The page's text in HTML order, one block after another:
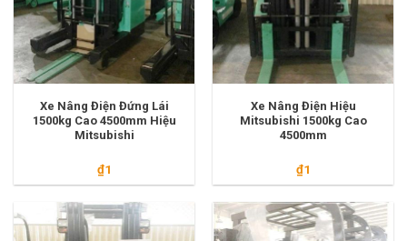
Xe Nâng Điện Đứng Lái
1500kg Cao 4500mm Hiệu
Mitsubishi
₫1
Xe Nâng Điện Hiệu
Mitsubishi 1500kg Cao
4500mm
₫1